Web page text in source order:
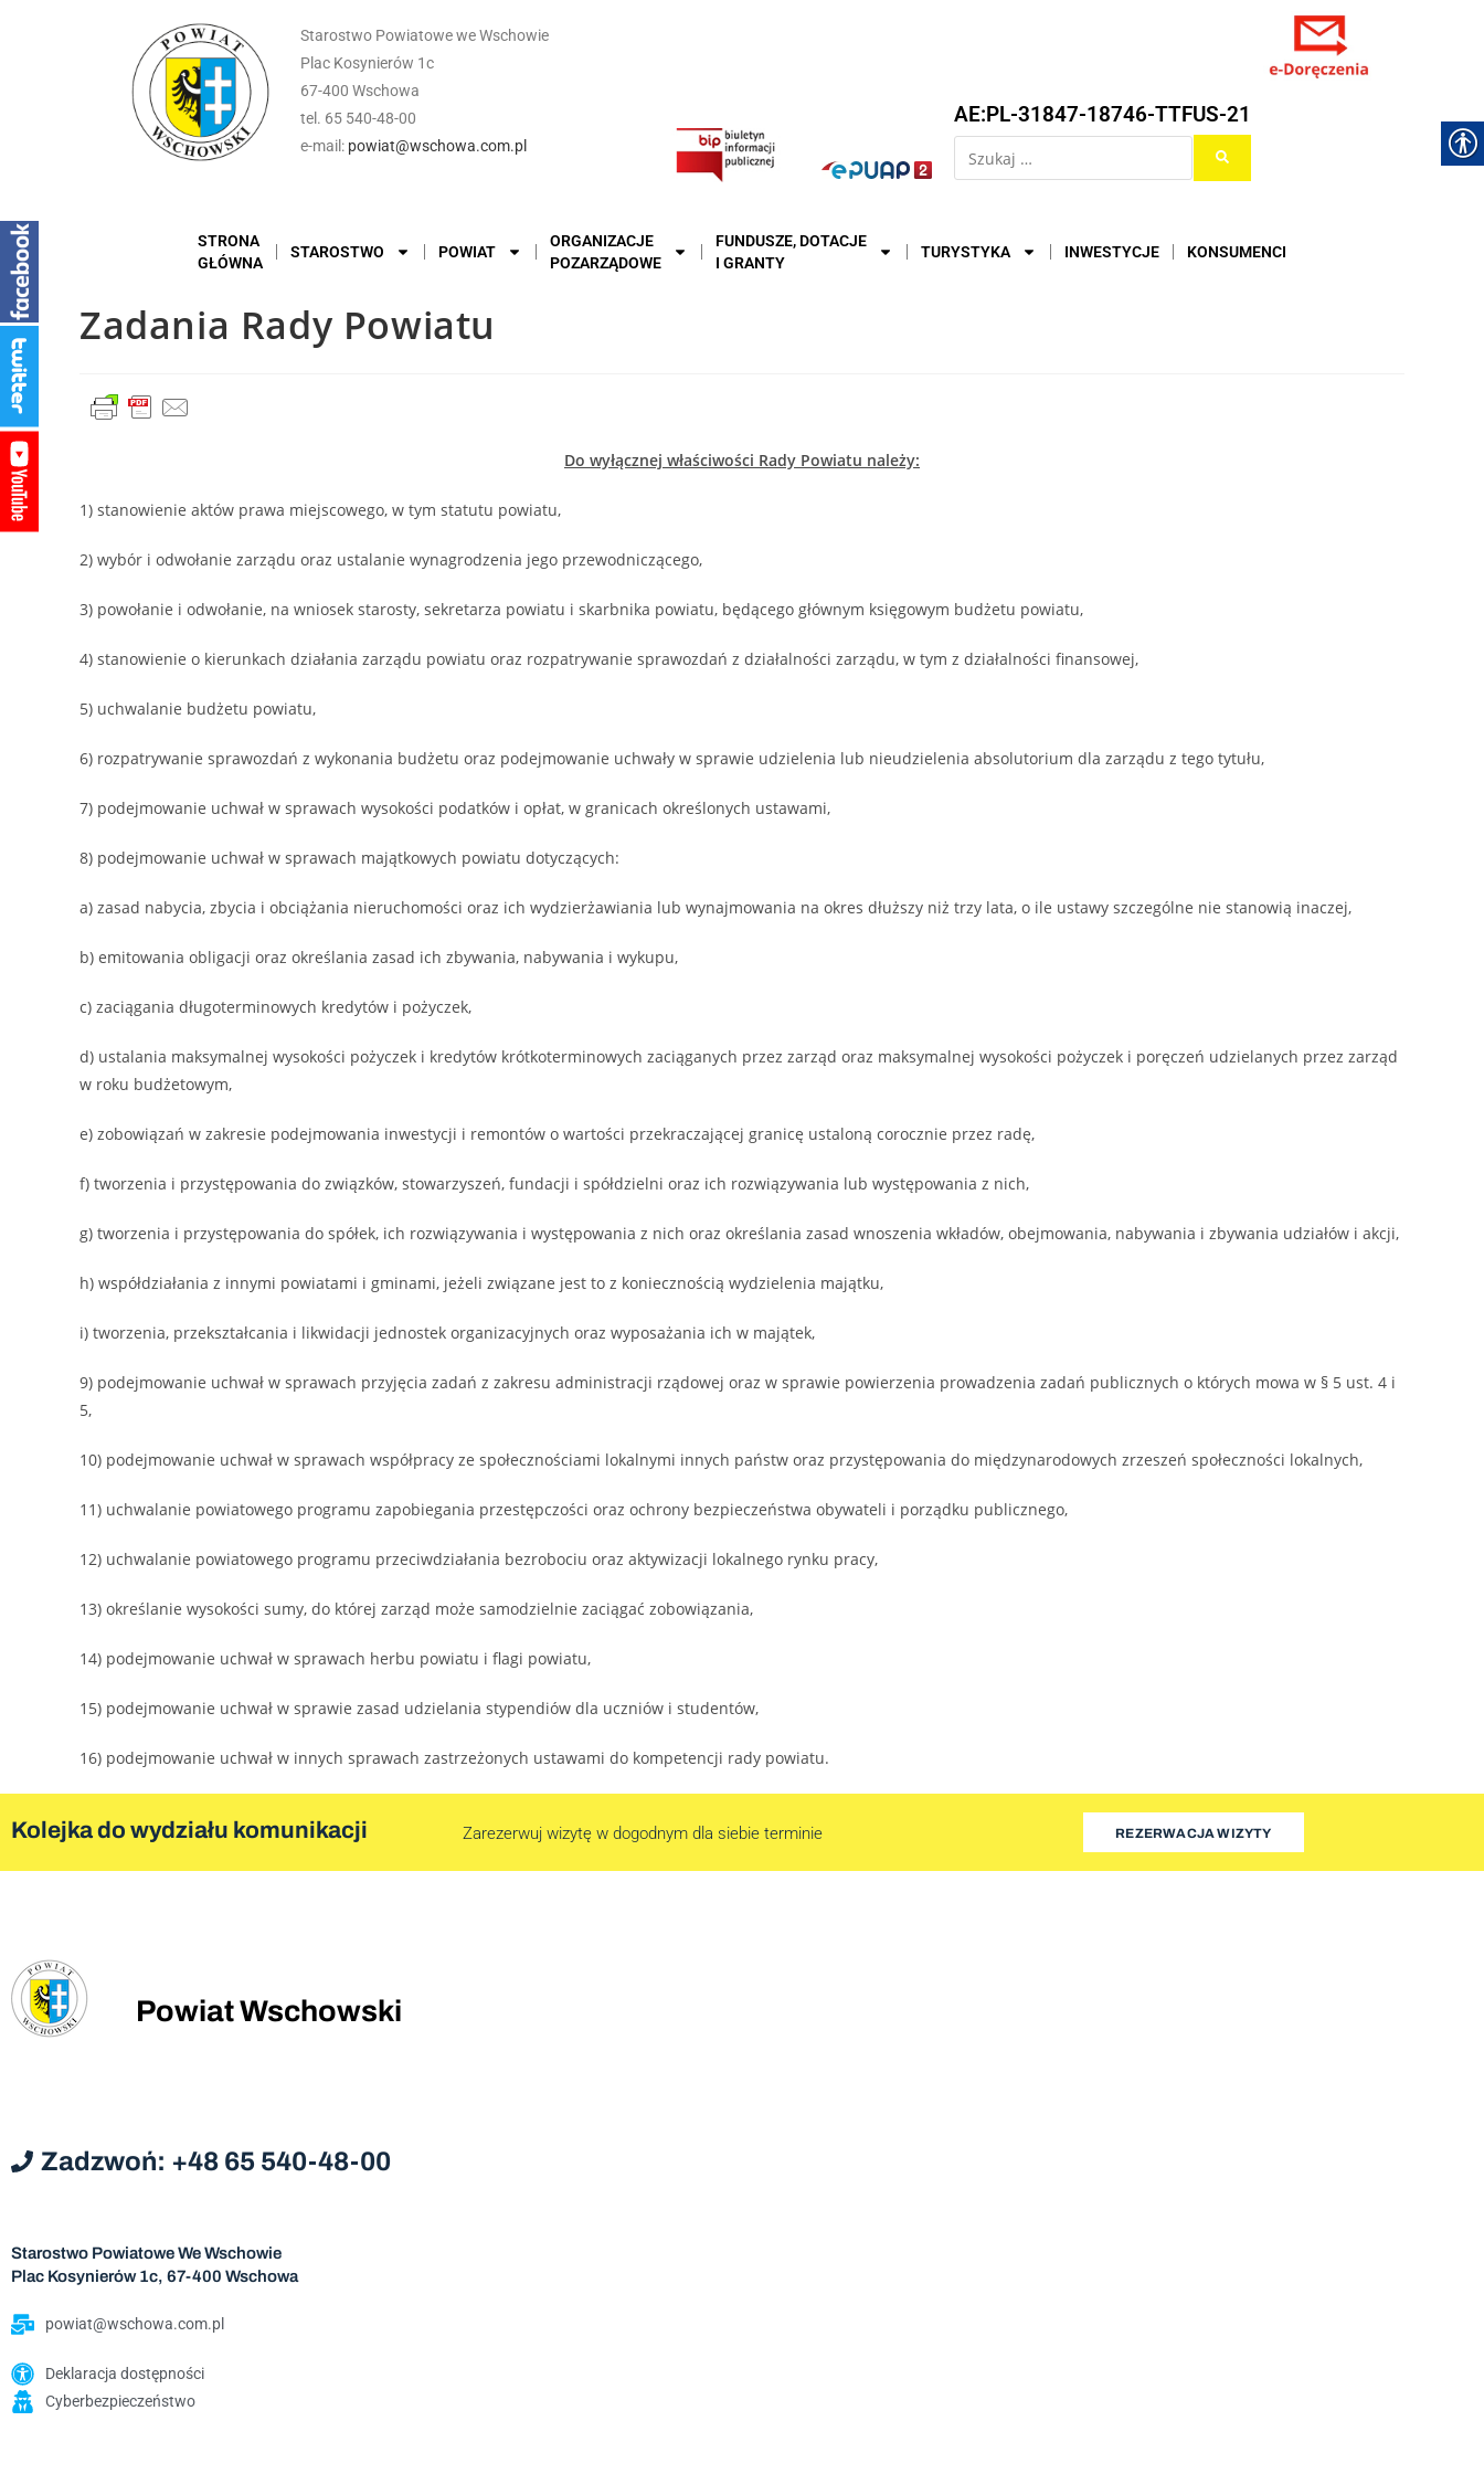
Starostwo Powiatowe we Wschowie
Plac Kosynierów 1c
67-400 Wschowa
tel. 65 540-48-00
e-mail: powiat@wschowa.com.pl
AE:PL-31847-18746-TTFUS-21
STRONA
GŁÓWNA
STAROSTWO POWIAT
ORGANIZACJE
POZARZĄDOWE
FUNDUSZE, DOTACJE
I GRANTY
TURYSTYKA INWESTYCJE KONSUMENCI
Zadania Rady Powiatu
Do wyłącznej właściwości Rady Powiatu należy:
1) stanowienie aktów prawa miejscowego, w tym statutu powiatu,
2) wybór i odwołanie zarządu oraz ustalanie wynagrodzenia jego przewodniczącego,
3) powołanie i odwołanie, na wniosek starosty, sekretarza powiatu i skarbnika powiatu, będącego głównym księgowym budżetu powiatu,
4) stanowienie o kierunkach działania zarządu powiatu oraz rozpatrywanie sprawozdań z działalności zarządu, w tym z działalności finansowej,
5) uchwalanie budżetu powiatu,
6) rozpatrywanie sprawozdań z wykonania budżetu oraz podejmowanie uchwały w sprawie udzielenia lub nieudzielenia absolutorium dla zarządu z tego tytułu,
7) podejmowanie uchwał w sprawach wysokości podatków i opłat, w granicach określonych ustawami,
8) podejmowanie uchwał w sprawach majątkowych powiatu dotyczących:
a) zasad nabycia, zbycia i obciążania nieruchomości oraz ich wydzierżawiania lub wynajmowania na okres dłuższy niż trzy lata, o ile ustawy szczególne nie stanowią inaczej,
b) emitowania obligacji oraz określania zasad ich zbywania, nabywania i wykupu,
c) zaciągania długoterminowych kredytów i pożyczek,
d) ustalania maksymalnej wysokości pożyczek i kredytów krótkoterminowych zaciąganych przez zarząd oraz maksymalnej wysokości pożyczek i poręczeń udzielanych przez zarząd
w roku budżetowym,
e) zobowiązań w zakresie podejmowania inwestycji i remontów o wartości przekraczającej granicę ustaloną corocznie przez radę,
f) tworzenia i przystępowania do związków, stowarzyszeń, fundacji i spółdzielni oraz ich rozwiązywania lub występowania z nich,
g) tworzenia i przystępowania do spółek, ich rozwiązywania i występowania z nich oraz określania zasad wnoszenia wkładów, obejmowania, nabywania i zbywania udziałów i akcji,
h) współdziałania z innymi powiatami i gminami, jeżeli związane jest to z koniecznością wydzielenia majątku,
i) tworzenia, przekształcania i likwidacji jednostek organizacyjnych oraz wyposażania ich w majątek,
9) podejmowanie uchwał w sprawach przyjęcia zadań z zakresu administracji rządowej oraz w sprawie powierzenia prowadzenia zadań publicznych o których mowa w § 5 ust. 4 i
5,
10) podejmowanie uchwał w sprawach współpracy ze społecznościami lokalnymi innych państw oraz przystępowania do międzynarodowych zrzeszeń społeczności lokalnych,
11) uchwalanie powiatowego programu zapobiegania przestępczości oraz ochrony bezpieczeństwa obywateli i porządku publicznego,
12) uchwalanie powiatowego programu przeciwdziałania bezrobociu oraz aktywizacji lokalnego rynku pracy,
13) określanie wysokości sumy, do której zarząd może samodzielnie zaciągać zobowiązania,
14) podejmowanie uchwał w sprawach herbu powiatu i flagi powiatu,
15) podejmowanie uchwał w sprawie zasad udzielania stypendiów dla uczniów i studentów,
16) podejmowanie uchwał w innych sprawach zastrzeżonych ustawami do kompetencji rady powiatu.
Kolejka do wydziału komunikacji Zarezerwuj wizytę w dogodnym dla siebie terminie REZERWACJA WIZYTY
Powiat Wschowski
Zadzwoń: +48 65 540-48-00
Starostwo Powiatowe We Wschowie
Plac Kosynierów 1c, 67-400 Wschowa
powiat@wschowa.com.pl
Deklaracja dostępności
Cyberbezpieczeństwo